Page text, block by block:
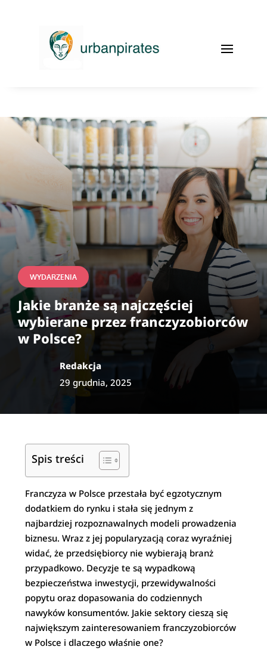
WYDARZENIA
Jakie branże są najczęściej
wybierane przez franczyzobiorców
w Polsce?
Redakcja
29 grudnia, 2025
Spis treści
Franczyza w Polsce przestała być egzotycznym
dodatkiem do rynku i stała się jednym z
najbardziej rozpoznawalnych modeli prowadzenia
biznesu. Wraz z jej popularyzacją coraz wyraźniej
widać, że przedsiębiorcy nie wybierają branż
przypadkowo. Decyzje te są wypadkową
bezpieczeństwa inwestycji, przewidywalności
popytu oraz dopasowania do codziennych
nawyków konsumentów. Jakie sektory cieszą się
największym zainteresowaniem franczyzobiorców
w Polsce i dlaczego właśnie one?